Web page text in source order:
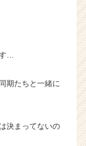
…
期たちと一緒に
決まってないの